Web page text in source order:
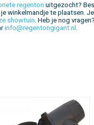
regenton uitgezocht?
winkelmandje te plaatsen.
showtuin. Heb je nog
info@regentongigant.nl .